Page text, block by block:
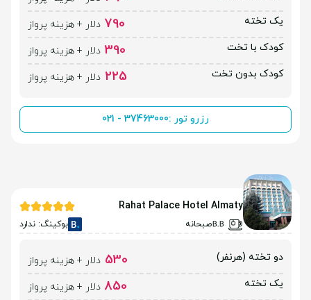
یک تخته
790 دلار + هزینه پرواز
کودک با تخت
390 دلار + هزینه پرواز
کودک بدون تخت
225 دلار + هزینه پرواز
رزرو تور :021 - 37463000
Rahat Palace Hotel Almaty
صبحانه بوکینگ: ندارد
دو تخته (هرنفر) 530 دلار + هزینه پرواز
یک تخته
850 دلار + هزینه پرواز